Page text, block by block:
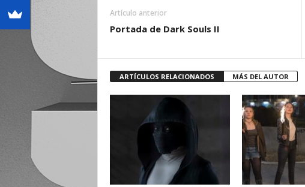
Artículo anterior
Portada de Dark Souls II
ARTÍCULOS RELACIONADOS MÁS DEL AUTOR